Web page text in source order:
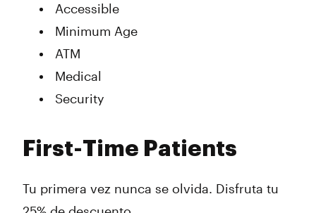
Accessible
Minimum Age
ATM
Medical
Security
First-Time Patients
Tu primera vez nunca se olvida. Disfruta tu